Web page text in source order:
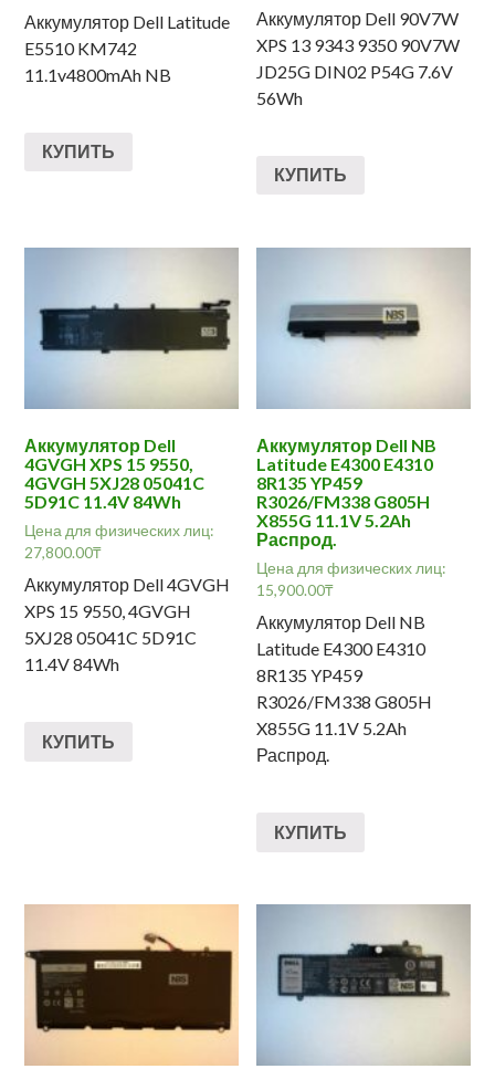
Аккумулятор Dell Latitude
E5510 KM742
11.1v4800mAh NB
КУПИТЬ
Аккумулятор Dell 90V7W
XPS 13 9343 9350 90V7W
JD25G DIN02 P54G 7.6V
56Wh
КУПИТЬ
Аккумулятор Dell
4GVGH XPS 15 9550,
4GVGH 5XJ28 05041C
5D91C 11.4V 84Wh
Цена для физических лиц:
27,800.00₸
Аккумулятор Dell 4GVGH
XPS 15 9550, 4GVGH
5XJ28 05041C 5D91C
11.4V 84Wh
КУПИТЬ
Аккумулятор Dell NB
Latitude E4300 E4310
8R135 YP459
R3026/FM338 G805H
X855G 11.1V 5.2Ah
Распрод.
Цена для физических лиц:
15,900.00₸
Аккумулятор Dell NB
Latitude E4300 E4310
8R135 YP459
R3026/FM338 G805H
X855G 11.1V 5.2Ah
Распрод.
КУПИТЬ